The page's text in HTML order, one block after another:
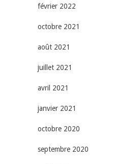
février 2022
octobre 2021
août 2021
juillet 2021
avril 2021
janvier 2021
octobre 2020
septembre 2020